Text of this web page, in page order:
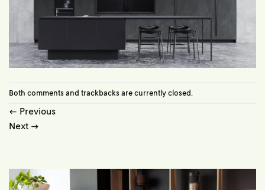
Both comments and trackbacks are currently closed.
← Previous
Next →